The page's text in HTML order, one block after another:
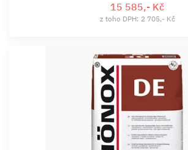
15 585,- Kč
z toho DPH: 2 705,- Kč